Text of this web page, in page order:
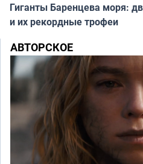
Гиганты Баренцева моря:
и их рекордные трофеи
АВТОРСКОЕ